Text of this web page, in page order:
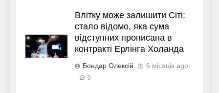
Влітку може залишити Сіті:
стало відомо, яка сума
відступних прописана в
контракті Ерлінга Холанда
Бондар Олексій 6 місяців ago
0